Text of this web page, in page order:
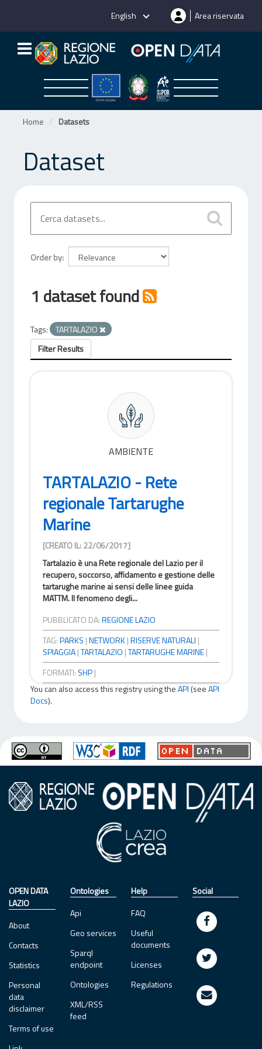
English Area riservata
Home Datasets
Dataset
Order by
1 dataset found
Tags:
TARTALAZIO
Filter Results
AMBIENTE
TARTALAZIO - Rete
regionale Tartarughe
Marine
[CREATO IL: 22/06/2017]
Tartalazio è una Rete regionale del Lazio per il
recupero, soccorso, affidamento e gestione delle
tartarughe marine ai sensi delle linee guida
MATTM. Il fenomeno degli...
PUBBLICATO DA:REGIONE LAZIO
TAG:PARKS |NETWORK|RISERVE NATURALI |
SPIAGGIA|TARTALAZIO |TARTARUGHE MARINE|
FORMATI: SHP|
You can also access this registry using theAPI (seeAPI
Docs).
OPEN DATA
LAZIO
About
Contacts
Statistics
Personal
data
disclaimer
Terms of use
Ontologies
Api
Geo services
Sparql
endpoint
Ontologies
XML/RSS
feed
Help
FAQ
Useful
documents
Licenses
Regulations
Social